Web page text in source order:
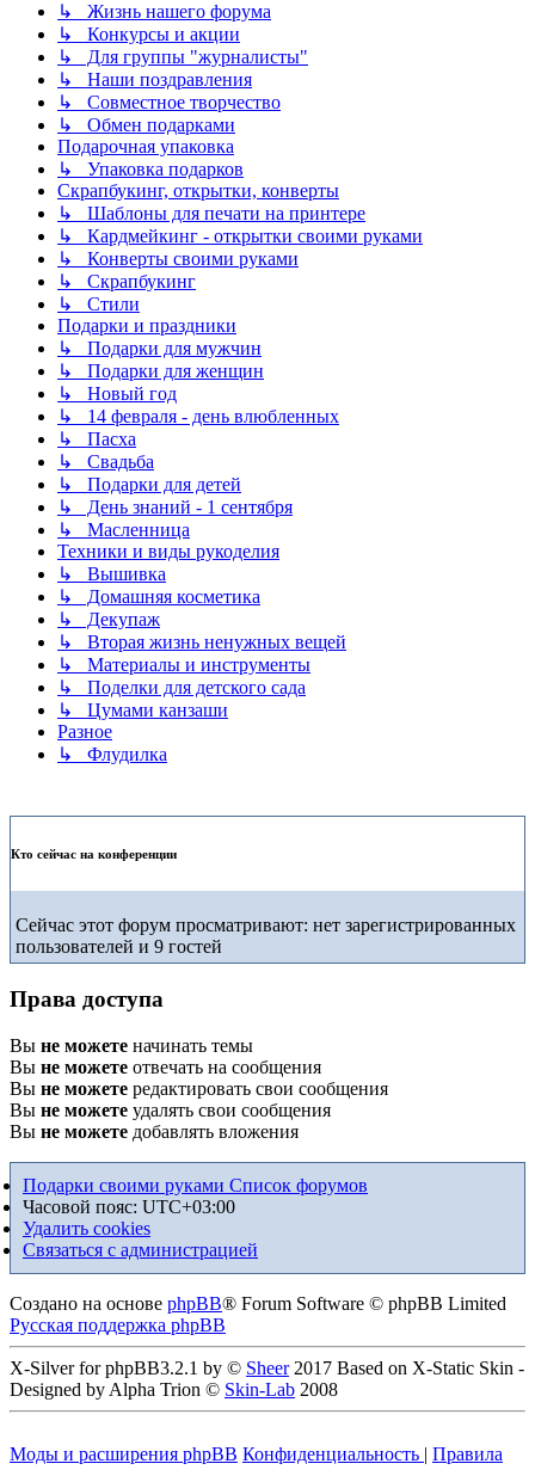
↳ Жизнь нашего форума
↳ Конкурсы и акции
↳ Для группы "журналисты"
↳ Наши поздравления
↳ Совместное творчество
↳ Обмен подарками
Подарочная упаковка
↳ Упаковка подарков
Скрапбукинг, открытки, конверты
↳ Шаблоны для печати на принтере
↳ Кардмейкинг - открытки своими руками
↳ Конверты своими руками
↳ Скрапбукинг
↳ Стили
Подарки и праздники
↳ Подарки для мужчин
↳ Подарки для женщин
↳ Новый год
↳ 14 февраля - день влюбленных
↳ Пасха
↳ Свадьба
↳ Подарки для детей
↳ День знаний - 1 сентября
↳ Масленница
Техники и виды рукоделия
↳ Вышивка
↳ Домашняя косметика
↳ Декупаж
↳ Вторая жизнь ненужных вещей
↳ Материалы и инструменты
↳ Поделки для детского сада
↳ Цумами канзаши
Разное
↳ Флудилка
Кто сейчас на конференции
Сейчас этот форум просматривают: нет зарегистрированных
пользователей и 9 гостей
Права доступа
Вы не можете начинать темы
Вы не можете отвечать на сообщения
Вы не можете редактировать свои сообщения
Вы не можете удалять свои сообщения
Вы не можете добавлять вложения
Подарки своими руками Список форумов
Часовой пояс: UTC+03:00
Удалить cookies
Связаться с администрацией
Создано на основе phpBB® Forum Software © phpBB Limited
Русская поддержка phpBB
X-Silver for phpBB3.2.1 by © Sheer2017 Based on X-Static Skin -
Designed by Alpha Trion © Skin-Lab 2008
Моды и расширения phpBB Конфиденциальность | Правила